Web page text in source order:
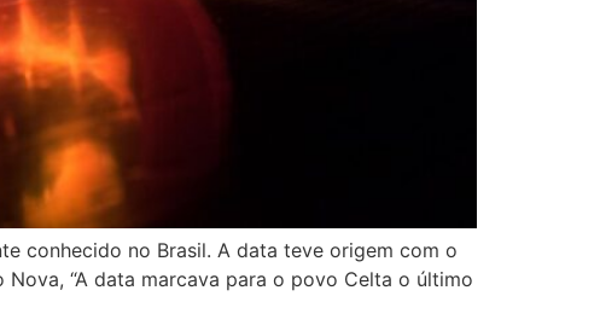
conhecido no Brasil. A data teve origem com o
“A data marcava para o povo Celta o último